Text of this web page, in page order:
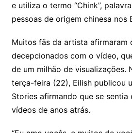
e utiliza o termo “Chink”,
pessoas de origem chinesa nos
Muitos fãs da artista afirmaram
decepcionados com o vídeo,
de um milhão de visualizações.
terça-feira (22), Eilish publicou
Stories afirmando que se sentia
vídeos de anos atrás.